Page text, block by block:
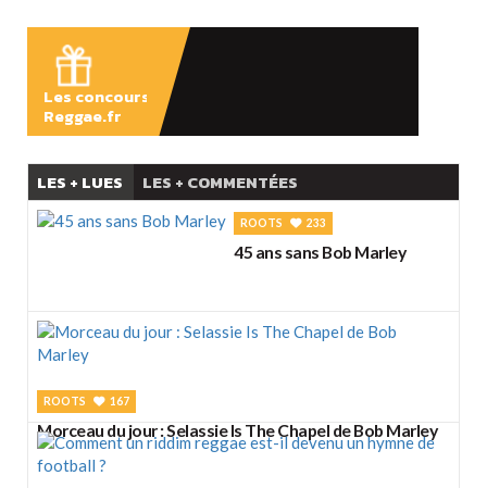
Les concours
Reggae.fr
LES + LUES LES + COMMENTÉES
ROOTS 233
45 ans sans Bob Marley
ROOTS 167
Morceau du jour : Selassie Is The Chapel de Bob Marley